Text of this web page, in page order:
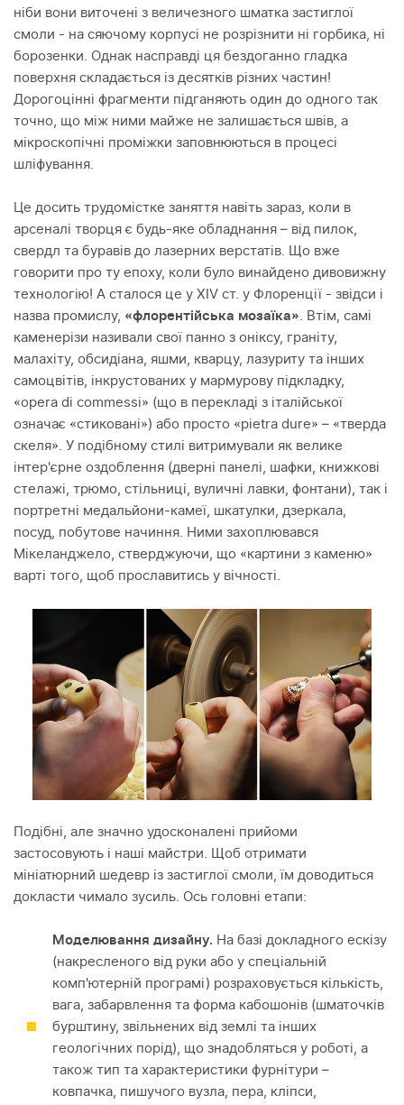
ніби вони виточені з величезного шматка застиглої
смоли - на сяючому корпусі не розрізнити ні горбика, ні
борозенки. Однак насправді ця бездоганно гладка
поверхня складається із десятків різних частин!
Дорогоцінні фрагменти підганяють один до одного так
точно, що між ними майже не залишається швів, а
мікроскопічні проміжки заповнюються в процесі
шліфування.
Це досить трудомістке заняття навіть зараз, коли в
арсеналі творця є будь-яке обладнання – від пилок,
свердл та буравів до лазерних верстатів. Що вже
говорити про ту епоху, коли було винайдено дивовижну
технологію! А сталося це у XIV ст. у Флоренції - звідси і
назва промислу, «флорентійська мозаїка» . Втім, самі
каменерізи називали свої панно з оніксу, граніту,
малахіту, обсидіана, яшми, кварцу, лазуриту та інших
самоцвітів, інкрустованих у мармурову підкладку,
«opera di commessi» (що в перекладі з італійської
означає «стиковані») або просто «pietrа dure» – «тверда
скеля». У подібному стилі витримували як велике
інтер'єрне оздоблення (дверні панелі, шафки, книжкові
стелажі, трюмо, стільниці, вуличні лавки, фонтани), так і
портретні медальйони-камеї, шкатулки, дзеркала,
посуд, побутове начиння. Ними захоплювався
Мікеланджело, стверджуючи, що «картини з каменю»
варті того, щоб прославитись у вічності.
Подібні, але значно удосконалені прийоми
застосовують і наші майстри. Щоб отримати
мініатюрний шедевр із застиглої смоли, їм доводиться
докласти чимало зусиль. Ось головні етапи:
Моделювання дизайну. На базі докладного ескізу
(накресленого від руки або у спеціальній
комп'ютерній програмі) розраховується кількість,
вага, забарвлення та форма кабошонів (шматочків
бурштину, звільнених від землі та інших
геологічних порід), що знадобляться у роботі, а
також тип та характеристики фурнітури –
ковпачка, пишучого вузла, пера, кліпси,